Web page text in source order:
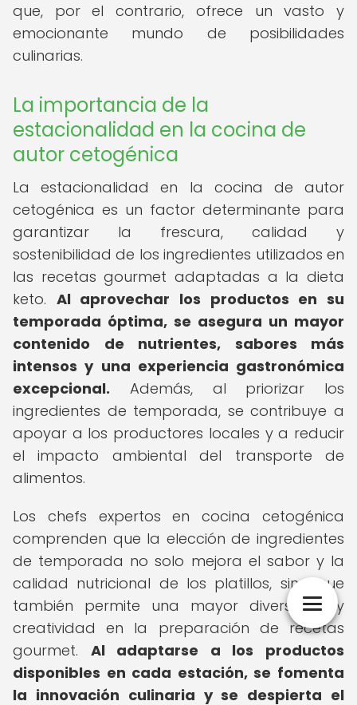
que, por el contrario, ofrece un vasto y
emocionante mundo de posibilidades
culinarias.
La importancia de la
estacionalidad en la cocina de
autor cetogénica
La estacionalidad en la cocina de autor
cetogénica es un factor determinante para
garantizar la frescura, calidad y
sostenibilidad de los ingredientes utilizados en
las recetas gourmet adaptadas a la dieta
keto. Al aprovechar los productos en su
temporada óptima, se asegura un mayor
contenido de nutrientes, sabores más
intensos y una experiencia gastronómica
excepcional. Además, al priorizar los
ingredientes de temporada, se contribuye a
apoyar a los productores locales y a reducir
el impacto ambiental del transporte de
alimentos.
Los chefs expertos en cocina cetogénica
comprenden que la elección de ingredientes
de temporada no solo mejora el sabor y la
calidad nutricional de los platillos, sino que
también permite una mayor diversidad y
creatividad en la preparación de recetas
gourmet. Al adaptarse a los productos
disponibles en cada estación, se fomenta
la innovación culinaria y se despierta el